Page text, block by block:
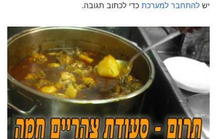
יש להתחבר למערכת כדי לכתוב תגובה.